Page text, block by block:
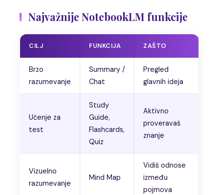
Najvažnije NotebookLM funkcije
CILJ FUNKCIJA ZAŠTO
Brzo
razumevanje
Summary /
Chat
Pregled
glavnih ideja
Učenje za
test
Study
Guide,
Flashcards,
Quiz
Aktivno
proveravaš
znanje
Vizuelno
razumevanje
Mind Map
Vidiš odnose
između
pojmova